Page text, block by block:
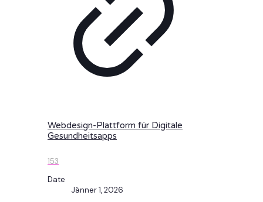
Webdesign-Plattform für Digitale
Gesundheitsapps
153
Date
Jänner 1, 2026